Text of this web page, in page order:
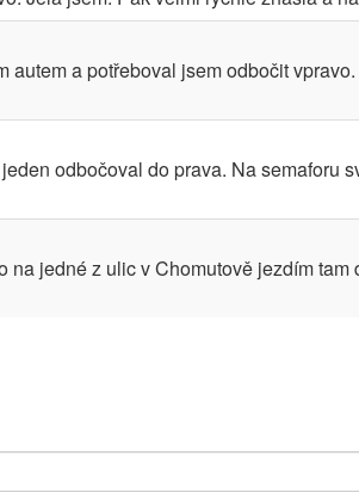
a potřeboval jsem odbočit
odbočoval do prava. Na semaforu
na jedné z ulic v Chomutově jezdím